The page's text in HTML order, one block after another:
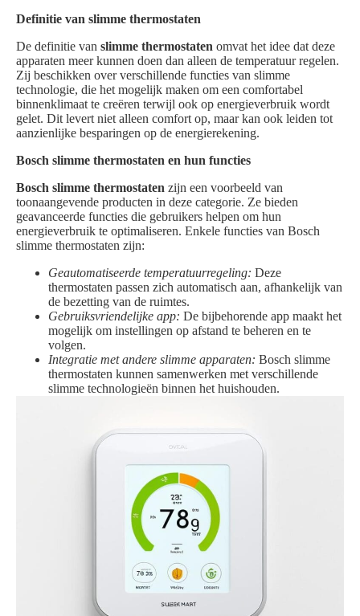
Definitie van slimme thermostaten
De definitie van slimme thermostaten omvat het idee dat deze
apparaten meer kunnen doen dan alleen de temperatuur regelen.
Zij beschikken over verschillende functies van slimme
technologie, die het mogelijk maken om een comfortabel
binnenklimaat te creëren terwijl ook op energieverbruik wordt
gelet. Dit levert niet alleen comfort op, maar kan ook leiden tot
aanzienlijke besparingen op de energierekening.
Bosch slimme thermostaten en hun functies
Bosch slimme thermostaten zijn een voorbeeld van
toonaangevende producten in deze categorie. Ze bieden
geavanceerde functies die gebruikers helpen om hun
energieverbruik te optimaliseren. Enkele functies van Bosch
slimme thermostaten zijn:
Geautomatiseerde temperatuurregeling: Deze
thermostaten passen zich automatisch aan, afhankelijk van
de bezetting van de ruimtes.
Gebruiksvriendelijke app: De bijbehorende app maakt het
mogelijk om instellingen op afstand te beheren en te
volgen.
Integratie met andere slimme apparaten: Bosch slimme
thermostaten kunnen samenwerken met verschillende
slimme technologieën binnen het huishouden.